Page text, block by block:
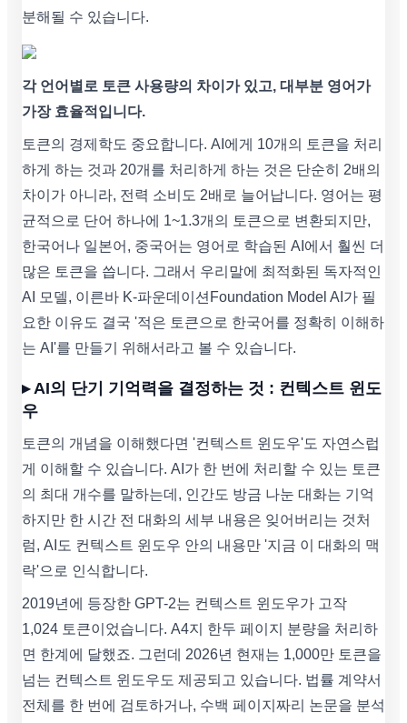
분해될 수 있습니다.
각 언어별로 토큰 사용량의 차이가 있고, 대부분 영어가
가장 효율적입니다.
토큰의 경제학도 중요합니다. AI에게 10개의 토큰을 처리
하게 하는 것과 20개를 처리하게 하는 것은 단순히 2배의
차이가 아니라, 전력 소비도 2배로 늘어납니다. 영어는 평
균적으로 단어 하나에 1~1.3개의 토큰으로 변환되지만,
한국어나 일본어, 중국어는 영어로 학습된 AI에서 훨씬 더
많은 토큰을 씁니다. 그래서 우리말에 최적화된 독자적인
AI 모델, 이른바 K-파운데이션Foundation Model AI가 필
요한 이유도 결국 '적은 토큰으로 한국어를 정확히 이해하
는 AI'를 만들기 위해서라고 볼 수 있습니다.
▸ AI의 단기 기억력을 결정하는 것 : 컨텍스트 윈도
우
토큰의 개념을 이해했다면 '컨텍스트 윈도우'도 자연스럽
게 이해할 수 있습니다. AI가 한 번에 처리할 수 있는 토큰
의 최대 개수를 말하는데, 인간도 방금 나눈 대화는 기억
하지만 한 시간 전 대화의 세부 내용은 잊어버리는 것처
럼, AI도 컨텍스트 윈도우 안의 내용만 '지금 이 대화의 맥
락'으로 인식합니다.
2019년에 등장한 GPT-2는 컨텍스트 윈도우가 고작
1,024 토큰이었습니다. A4지 한두 페이지 분량을 처리하
면 한계에 달했죠. 그런데 2026년 현재는 1,000만 토큰을
넘는 컨텍스트 윈도우도 제공되고 있습니다. 법률 계약서
전체를 한 번에 검토하거나, 수백 페이지짜리 논문을 분석